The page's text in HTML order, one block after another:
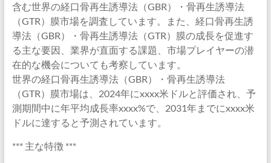
含む世界の経口骨再生誘導法（GBR）・骨再生誘導法
（GTR）膜市場を調査しています。また、経口骨再生誘
導法（GBR）・骨再生誘導法（GTR）膜の成長を促進す
る主な要因、業界が直面する課題、市場プレイヤーの潜
在的な機会についても考察しています。
世界の経口骨再生誘導法（GBR）・骨再生誘導法
（GTR）膜市場は、2024年にxxxx米ドルと評価され、予
測期間中に年平均成長率xxxx%で、2031年までにxxxx米
ドルに達すると予測されています。
*** 主な特徴 ***